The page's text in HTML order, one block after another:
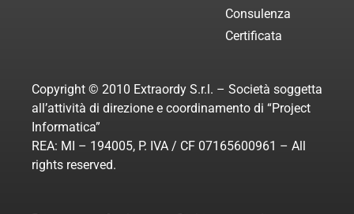
Consulenza
Certificata
Copyright © 2010 Extraordy S.r.l. – Società soggetta
all’attività di direzione e coordinamento di “Project
Informatica”
REA: MI – 194005, P. IVA / CF 07165600961 – All
rights reserved.